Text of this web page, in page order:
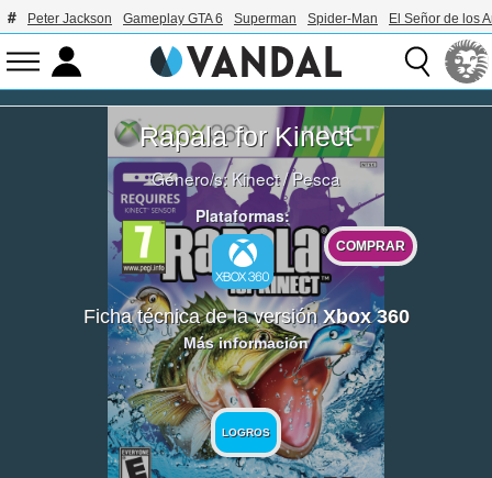
Peter Jackson Gameplay GTA 6 Superman Spider-Man El Señor de los
Rapala for Kinect
Género/s:Kinect/Pesca
Plataformas:
COMPRAR
Ficha técnica de la versiónXbox 360
Más información
LOGROS